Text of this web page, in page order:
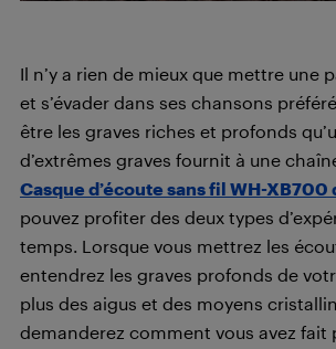
Il n’y a rien de mieux que mettre une
et s’évader dans ses chansons
être les graves riches et profonds
d’extrêmes graves fournit à une
Casque d’écoute sans fil WH-XB700
pouvez profiter des deux types
temps. Lorsque vous mettrez les
entendrez les graves profonds de
plus des aigus et des moyens
demanderez comment vous avez fait